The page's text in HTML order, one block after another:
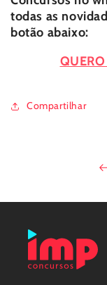
todas as
botão abaixo:
Compartilhar